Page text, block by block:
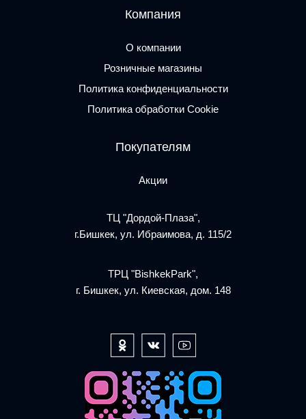
Компания
О компании
Розничные магазины
Политика конфиденциальности
Политика обработки Cookie
Покупателям
Акции
ТЦ "Дордой-Плаза",
г.Бишкек, ул. Ибраимова, д. 115/2
ТРЦ "BishkekPark",
г. Бишкек, ул. Киевская, дом. 148